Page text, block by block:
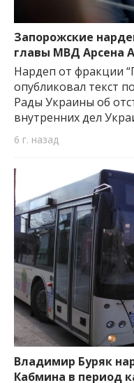
Запорожские
главы МВД Арсена
Нардеп от фракции
опубликовал текст
Рады Украины об
внутренних дел
6 г. назад
Владимир Буряк
Кабмина в период